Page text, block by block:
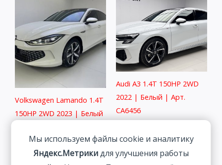
Volkswagen Lamando 1.4T
150HP 2WD 2023 | Белый
Audi A3 1.4T 150HP 2WD
2022 | Белый | Арт.
CA6456
Мы используем файлы cookie и аналитику
Яндекс.Метрикидля улучшения работы